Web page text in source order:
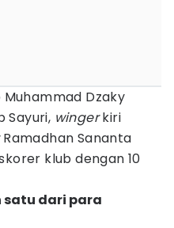
Dzaky
Sayuri, wingerkiri
Ramadhan Sananta
klub dengan 10
satu dari para